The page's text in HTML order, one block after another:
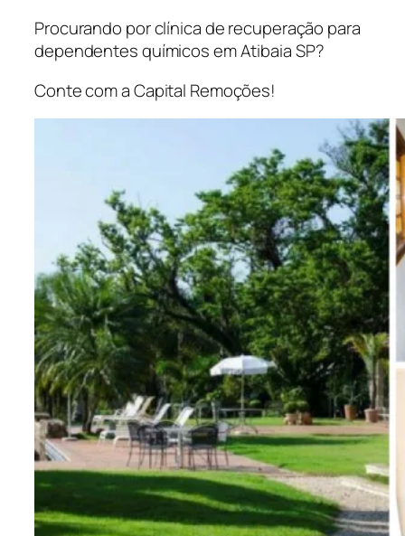
Procurando por clínica de recuperação para
dependentes químicos em Atibaia SP?
Conte com a Capital Remoções!